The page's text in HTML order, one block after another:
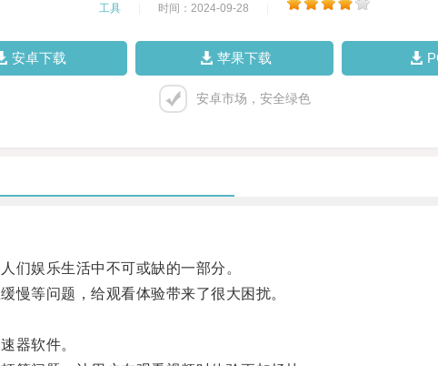
工具 时间：2024-09-28
安卓下载 苹果下载
安卓市场，安全绿色
娱乐生活中不可或缺的一部分。
等问题，给观看体验带来了很大困扰。
器软件。